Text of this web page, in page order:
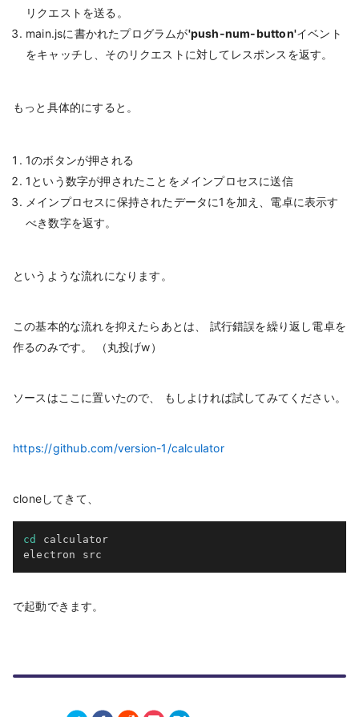
リクエストを送る。
main.jsに書かれたプログラムが'push-num-button'イベント
をキャッチし、そのリクエストに対してレスポンスを返す。
もっと具体的にすると。
1のボタンが押される
1という数字が押されたことをメインプロセスに送信
メインプロセスに保持されたデータに1を加え、電卓に表示す
べき数字を返す。
というような流れになります。
この基本的な流れを抑えたらあとは、 試行錯誤を繰り返し電卓を
作るのみです。 （丸投げw）
ソースはここに置いたので、 もしよければ試してみてください。
https://github.com/version-1/calculator
cloneしてきて、
cd
calculator
で起動できます。